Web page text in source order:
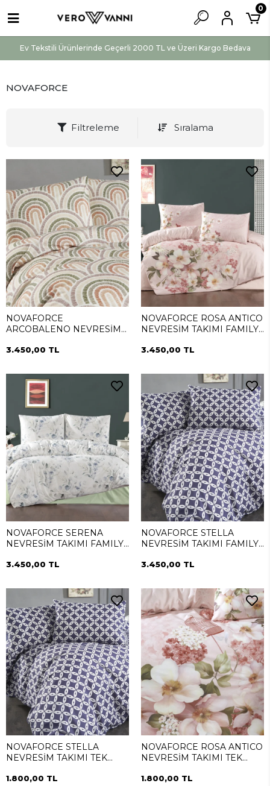
Ev Tekstili Ürünlerinde Geçerli 2000 TL ve Üzeri Kargo Bedava
0
NOVAFORCE
Filtreleme Sıralama
NOVAFORCE
ARCOBALENO NEVRESİM
3.450,00 TL
NOVAFORCE ROSA ANTICO
NEVRESİM TAKIMI FAMILY
3.450,00 TL
NOVAFORCE SERENA
NEVRESİM TAKIMI FAMILY
3.450,00 TL
NOVAFORCE STELLA
NEVRESİM TAKIMI FAMILY
3.450,00 TL
NOVAFORCE STELLA
NEVRESİM TAKIMI TEK
1.800,00 TL
NOVAFORCE ROSA ANTICO
NEVRESİM TAKIMI TEK
1.800,00 TL